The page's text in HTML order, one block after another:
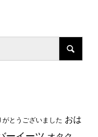
がとうございました おは